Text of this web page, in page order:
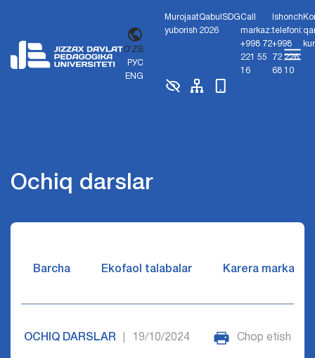
O'ZB
РУС
ENG
Murojaat
yuborish
Qabul
2026
SDGCall
markaz:
+998 72
221 55
16
Ishonch
telefoni:
+998
72 226
68 10
Ochiq darslar
Barcha Ekofaol talabalar Karera markazi
OCHIQ DARSLAR 19/10/2024 Chop etish